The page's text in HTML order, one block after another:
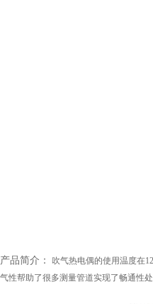
产品简介： 吹气热电偶的使用温度在
气性帮助了很多测量管道实现了畅通性